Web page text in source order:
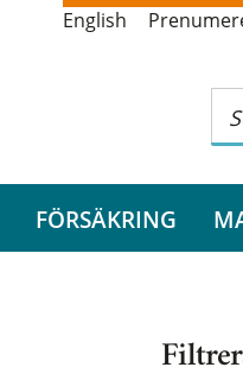
English
FÖRSÄKRING